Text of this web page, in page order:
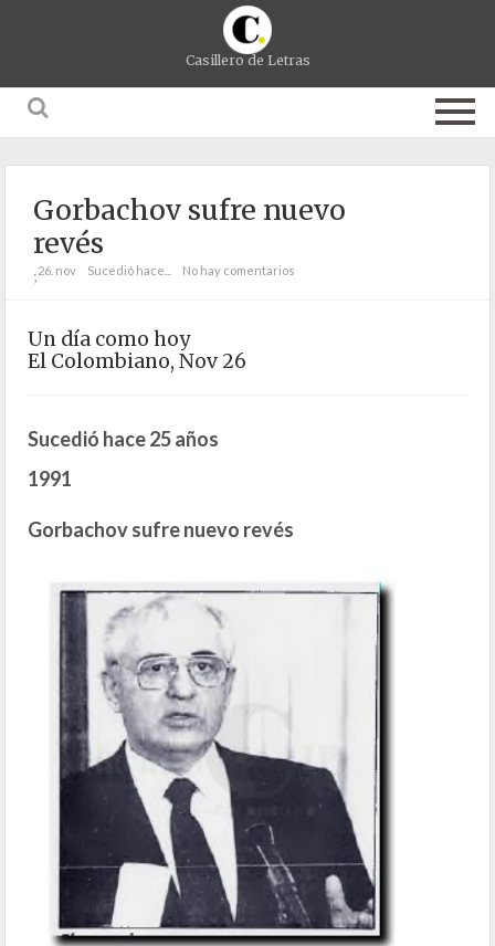
Casillero de Letras
Gorbachov sufre nuevo
revés
;26. nov Sucedió hace... No hay comentarios
Un día como hoy
El Colombiano, Nov 26
Sucedió hace 25 años
1991
Gorbachov sufre nuevo revés